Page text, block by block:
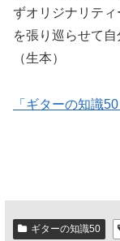
ずオリジナリテ
を張り巡らせて自
（生本）
「ギターの知識
ギターの知識50